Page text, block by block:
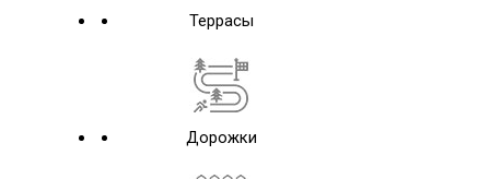
Террасы
Дорожки